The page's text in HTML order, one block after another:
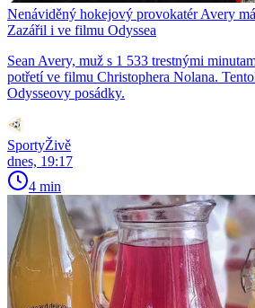
Nenáviděný hokejový provokatér Avery
Zazářil i ve filmu Odyssea
Sean Avery, muž s 1 533 trestnými
potřetí ve filmu Christophera Nolana.
Odysseovy posádky.
SportyŽivě
dnes, 19:17
4 min